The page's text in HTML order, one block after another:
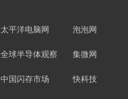
太平洋电脑网 泡泡网
全球半导体观察 集微网
中国闪存市场 快科技